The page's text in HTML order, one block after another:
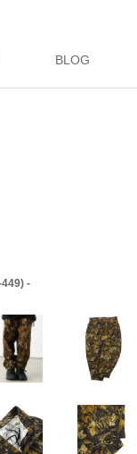
BLOG
449) -